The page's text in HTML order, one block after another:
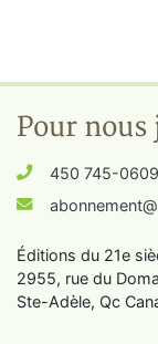
Pour
450 745-0609
Éditions du 21e
2955, rue du
Ste-Adèle, Qc